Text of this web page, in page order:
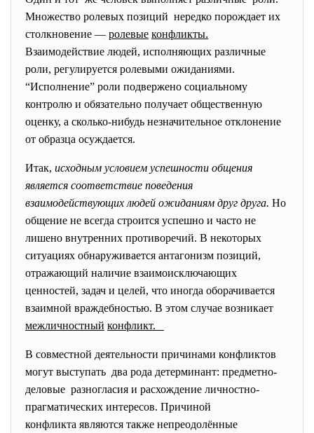
Множество ролевых позиций нередко порождает их
столкновение — ролевые конфликты.
Взаимодействие людей, исполняющих различные
роли, регулируется ролевыми ожиданиями.
“Исполнение” роли подвержено социальному
контролю и обязательно получает общественную
оценку, а сколько-нибудь незначительное отклонение
от образца осуждается.
Итак, исходным условием успешности общения
является соответствие поведения
взаимодействующих людей ожиданиям друг друга. Но
общение не всегда строится успешно и часто не
лишено внутренних противоречий. В некоторых
ситуациях обнаруживается антагонизм позиций,
отражающий наличие взаимоисключающих
ценностей, задач и целей, что иногда оборачивается
взаимной враждебностью. В этом случае возникает
межличностный конфликт.
В совместной деятельности причинами конфликтов
могут выступать два рода детерминант: предметно-
деловые разногласия и расхождение личностно-
прагматических интересов. Причиной
конфликта являются также непреодолённые